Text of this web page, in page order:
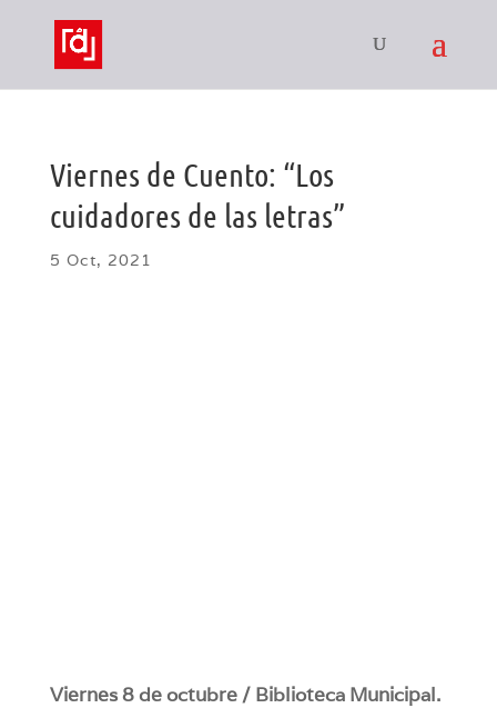
Viernes de Cuento: “Los
cuidadores de las letras”
5 Oct, 2021
Viernes 8 de octubre / Biblioteca Municipal.